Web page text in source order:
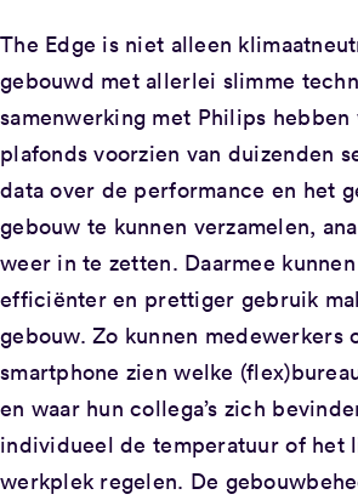
The Edge is niet alleen
gebouwd met allerlei slimme
samenwerking met Philips hebben
plafonds voorzien van duizenden
data over de performance en het
gebouw te kunnen verzamelen,
weer in te zetten. Daarmee
efficiënter en prettiger gebruik
gebouw. Zo kunnen medewerkers
smartphone zien welke
en waar hun collega’s zich
individueel de temperatuur of het
werkplek regelen. De